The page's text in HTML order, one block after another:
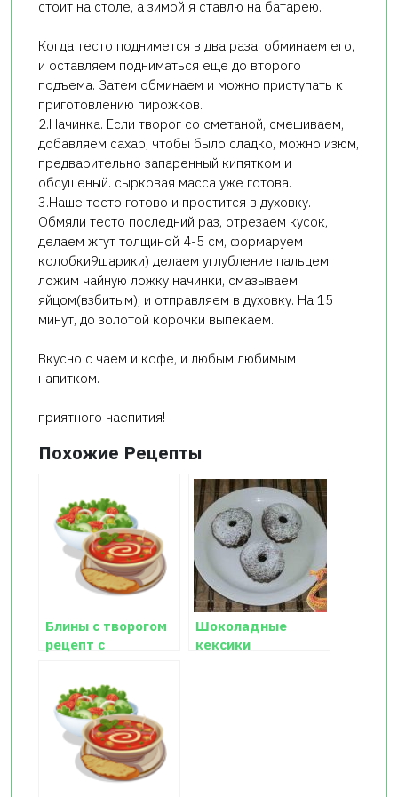
стоит на столе, а зимой я ставлю на батарею.
Когда тесто поднимется в два раза, обминаем его,
и оставляем подниматься еще до второго
подъема. Затем обминаем и можно приступать к
приготовлению пирожков.
2.Начинка. Если творог со сметаной, смешиваем,
добавляем сахар, чтобы было сладко, можно изюм,
предварительно запаренный кипятком и
обсушеный. сырковая масса уже готова.
3.Наше тесто готово и простится в духовку.
Обмяли тесто последний раз, отрезаем кусок,
делаем жгут толщиной 4-5 см, формаруем
колобки9шарики) делаем углубление пальцем,
ложим чайную ложку начинки, смазываем
яйцом(взбитым), и отправляем в духовку. На 15
минут, до золотой корочки выпекаем.
Вкусно с чаем и кофе, и любым любимым
напитком.
приятного чаепития!
Похожие Рецепты
Блины с творогом
рецепт с
Шоколадные
кексики